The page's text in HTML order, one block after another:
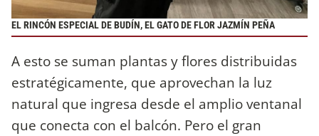
EL RINCÓN ESPECIAL DE BUDÍN, EL GATO DE FLOR JAZMÍN PEÑA
A esto se suman plantas y flores distribuidas
estratégicamente, que aprovechan la luz
natural que ingresa desde el amplio ventanal
que conecta con el balcón. Pero el gran